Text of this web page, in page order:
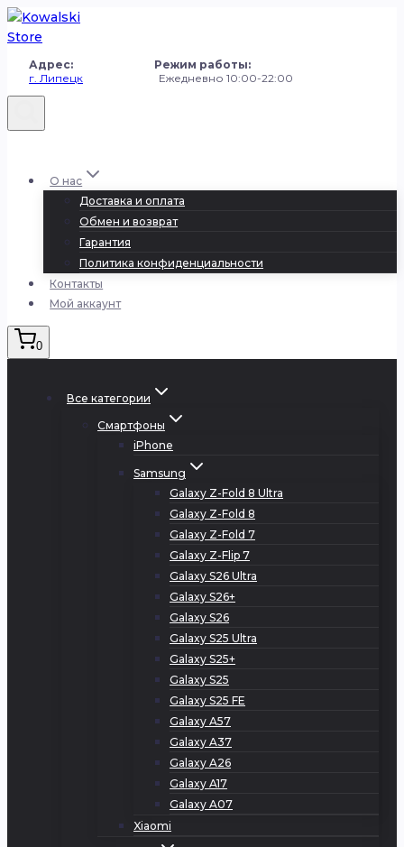
Перейти
к
Адрес: Режим работы:
г. Липецк Ежедневно 10:00-22:00
О нас
Доставка и оплата
Обмен и возврат
Гарантия
Политика конфиденциальности
Контакты
Мой аккаунт
0
Все категории
Смартфоны
iPhone
Samsung
Galaxy Z-Fold 8 Ultra
Galaxy Z-Fold 8
Galaxy Z-Fold 7
Galaxy Z-Flip 7
Galaxy S26 Ultra
Galaxy S26+
Galaxy S26
Galaxy S25 Ultra
Galaxy S25+
Galaxy S25
Galaxy S25 FE
Galaxy A57
Galaxy A37
Galaxy A26
Galaxy A17
Galaxy A07
Xiaomi